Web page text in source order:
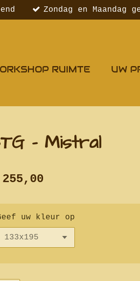
Zondag en Maandag
RUIMTE
UW
- Mistral
uw kleur op